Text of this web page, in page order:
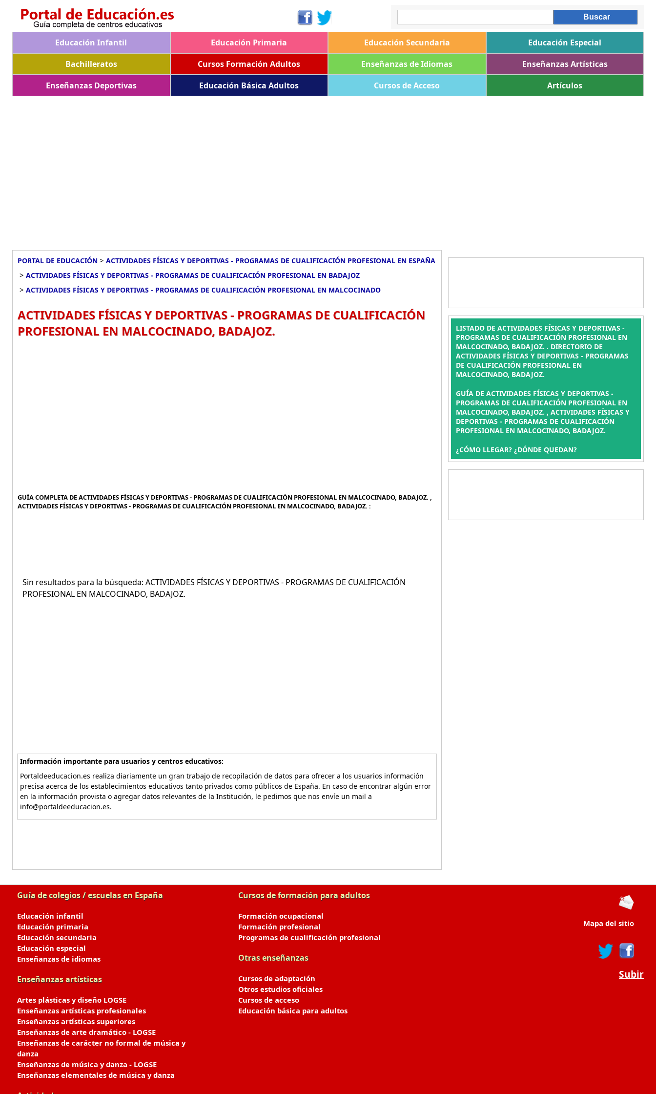
Educación Infantil Educación Primaria Educación Secundaria
Educación Especial
Bachilleratos
Cursos Formación Adultos Enseñanzas de Idiomas
Enseñanzas Artísticas
Enseñanzas Deportivas
Educación Básica Adultos Cursos de Acceso Artículos
PORTAL DE EDUCACIÓN > ACTIVIDADES FÍSICAS Y DEPORTIVAS - PROGRAMAS DE CUALIFICACIÓN PROFESIONAL EN ESPAÑA
> ACTIVIDADES FÍSICAS Y DEPORTIVAS - PROGRAMAS DE CUALIFICACIÓN PROFESIONAL EN BADAJOZ
> ACTIVIDADES FÍSICAS Y DEPORTIVAS - PROGRAMAS DE CUALIFICACIÓN PROFESIONAL EN MALCOCINADO
ACTIVIDADES FÍSICAS Y DEPORTIVAS - PROGRAMAS DE CUALIFICACIÓN
PROFESIONAL EN MALCOCINADO, BADAJOZ.
GUÍA COMPLETA DE ACTIVIDADES FÍSICAS Y DEPORTIVAS - PROGRAMAS DE CUALIFICACIÓN PROFESIONAL EN MALCOCINADO, BADAJOZ. ,
ACTIVIDADES FÍSICAS Y DEPORTIVAS - PROGRAMAS DE CUALIFICACIÓN PROFESIONAL EN MALCOCINADO, BADAJOZ. :
Sin resultados para la búsqueda: ACTIVIDADES FÍSICAS Y DEPORTIVAS - PROGRAMAS DE CUALIFICACIÓN
PROFESIONAL EN MALCOCINADO, BADAJOZ.
Información importante para usuarios y centros educativos:
Portaldeeducacion.es realiza diariamente un gran trabajo de recopilación de datos para ofrecer a los usuarios información
precisa acerca de los establecimientos educativos tanto privados como públicos de España. En caso de encontrar algún error
en la información provista o agregar datos relevantes de la Institución, le pedimos que nos envíe un mail a
info@portaldeeducacion.es.
LISTADO DE ACTIVIDADES FÍSICAS Y DEPORTIVAS -
PROGRAMAS DE CUALIFICACIÓN PROFESIONAL EN
MALCOCINADO, BADAJOZ. . DIRECTORIO DE
ACTIVIDADES FÍSICAS Y DEPORTIVAS - PROGRAMAS
DE CUALIFICACIÓN PROFESIONAL EN
MALCOCINADO, BADAJOZ.
GUÍA DE ACTIVIDADES FÍSICAS Y DEPORTIVAS -
PROGRAMAS DE CUALIFICACIÓN PROFESIONAL EN
MALCOCINADO, BADAJOZ. , ACTIVIDADES FÍSICAS Y
DEPORTIVAS - PROGRAMAS DE CUALIFICACIÓN
PROFESIONAL EN MALCOCINADO, BADAJOZ.
¿CÓMO LLEGAR? ¿DÓNDE QUEDAN?
Guía de colegios / escuelas en España
Educación infantil
Educación primaria
Educación secundaria
Educación especial
Enseñanzas de idiomas
Enseñanzas artísticas
Artes plásticas y diseño LOGSE
Enseñanzas artísticas profesionales
Enseñanzas artísticas superiores
Enseñanzas de arte dramático - LOGSE
Enseñanzas de carácter no formal de música y
danza
Enseñanzas de música y danza - LOGSE
Enseñanzas elementales de música y danza
Cursos de formación para adultos
Formación ocupacional
Formación profesional
Programas de cualificación profesional
Otras enseñanzas
Cursos de adaptación
Otros estudios oficiales
Cursos de acceso
Educación básica para adultos
Mapa del sitio
Subir